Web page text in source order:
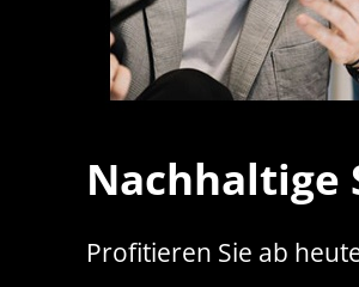
Nachhaltige
Profitieren Sie ab